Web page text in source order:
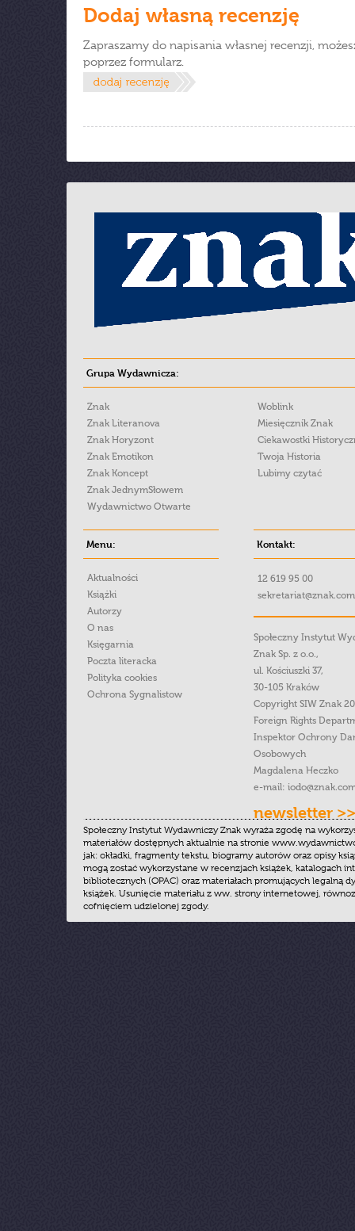
Dodaj własną recenzję
Zapraszamy do napisania własnej recenzji,
poprzez formularz.
Grupa Wydawnicza:
Znak
Znak Literanova
Znak Horyzont
Znak Emotikon
Znak Koncept
Znak JednymSłowem
Wydawnictwo Otwarte
Woblink
Miesięcznik Znak
Ciekawostki
Twoja Historia
Lubimy czytać
Menu:
Aktualności
Książki
Autorzy
O nas
Księgarnia
Poczta literacka
Polityka cookies
Ochrona Sygnalistow
Kontakt:
12 619 95 00
Społeczny Instytut
Znak Sp. z o.o.,
ul. Kościuszki 37,
30-105 Kraków
Copyright SIW Znak
Foreign Rights
Inspektor Ochrony
Osobowych
Magdalena Heczko
e-mail:
newsletter >>
Społeczny Instytut Wydawniczy Znak wyraża zgodę na
materiałów dostępnych aktualnie na stronie
jak: okładki, fragmenty tekstu, biogramy autorów oraz opisy
mogą zostać wykorzystane w recenzjach książek, katalogach
bibliotecznych (OPAC) oraz materiałach promujących legalną
książek. Usunięcie materiału z ww. strony internetowej,
cofnięciem udzielonej zgody.